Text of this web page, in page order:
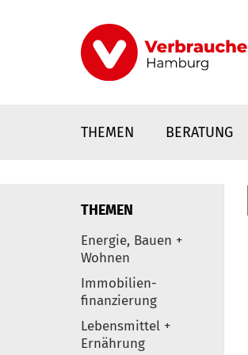
THEMEN BERATUNG
Elemente
THEMEN
Energie, Bauen +
Wohnen
Immobilien-
finanzierung
Lebensmittel +
Ernährung